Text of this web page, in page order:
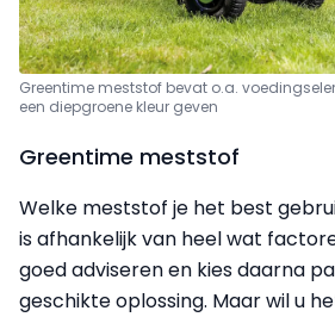
Greentime meststof bevat o.a.
een diepgroene kleur geven
Greentime meststof
Welke meststof je het best
is afhankelijk van heel wat
goed adviseren en kies daarna
geschikte oplossing. Maar wil u